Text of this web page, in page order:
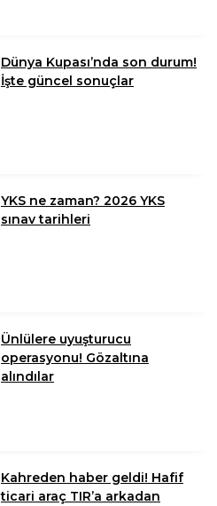
Dünya Kupası’nda son durum!
İşte güncel sonuçlar
YKS ne zaman? 2026 YKS
sınav tarihleri
Ünlülere uyuşturucu
operasyonu! Gözaltına
alındılar
Kahreden haber geldi! Hafif
ticari araç TIR’a arkadan